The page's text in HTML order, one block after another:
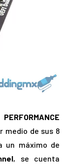
PERFORMANCE
medio de sus 8
un máximo de
, se cuenta